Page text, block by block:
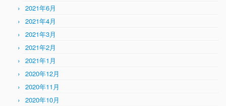
2021年6月
2021年4月
2021年3月
2021年2月
2021年1月
2020年12月
2020年11月
2020年10月